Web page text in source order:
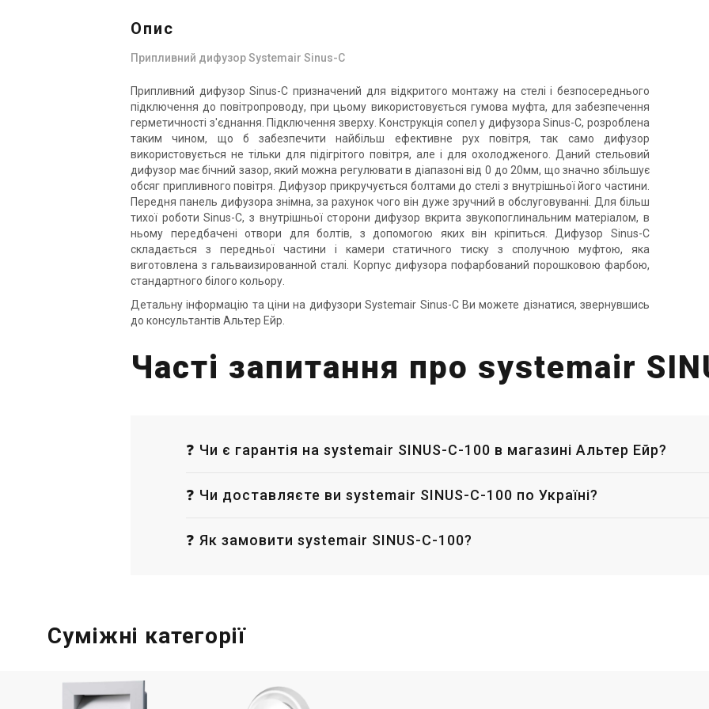
Опис
Припливний дифузор Systemair Sinus-C
Припливний дифузор Sinus-C призначений для відкритого монтажу на стелі і безпосереднього
підключення до повітропроводу, при цьому використовується гумова муфта, для забезпечення
герметичності з'єднання. Підключення зверху. Конструкція сопел у дифузора Sinus-C, розроблена
таким чином, що б забезпечити найбільш ефективне рух повітря, так само дифузор
використовується не тільки для підігрітого повітря, але і для охолодженого. Даний стельовий
дифузор має бічний зазор, який можна регулювати в діапазоні від 0 до 20мм, що значно збільшує
обсяг припливного повітря. Дифузор прикручується болтами до стелі з внутрішньої його частини.
Передня панель дифузора знімна, за рахунок чого він дуже зручний в обслуговуванні. Для більш
тихої роботи Sinus-C, з внутрішньої сторони дифузор вкрита звукопоглинальним матеріалом, в
ньому передбачені отвори для болтів, з допомогою яких він кріпиться. Дифузор Sinus-C
складається з передньої частини і камери статичного тиску з сполучною муфтою, яка
виготовлена з гальваизированной сталі. Корпус дифузора пофарбований порошковою фарбою,
стандартного білого кольору.
Детальну інформацію та ціни на дифузори Systemair Sinus-C Ви можете дізнатися, звернувшись
до консультантів Альтер Ейр.
Часті запитання про systemair
❓ Чи є гарантія на systemair SINUS-C-100 в магазині Альтер Ейр?
❓ Чи доставляєте ви systemair SINUS-C-100 по Україні?
❓ Як замовити systemair SINUS-C-100?
Суміжні категорії